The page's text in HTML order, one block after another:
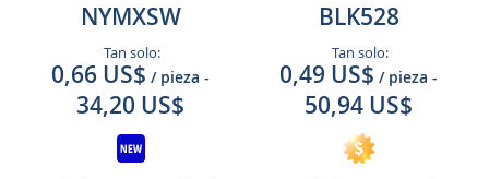
NYMXSW
Tan solo:
0,66 US$ / pieza -
34,20 US$
BLK528
Tan solo:
0,49 US$ / pieza -
50,94 US$